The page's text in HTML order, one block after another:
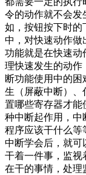
令的动作就不会发
如，按钮按下时的
中，对快速动作做
功能就是在快速动
理快速发生的动作
断功能使用中的
生（屏蔽中断）、
置哪些寄存器才能
种中断起作用，中
程序应该干什么等
中断学会后，就可
干着一件事，监视
在干的事情，处理